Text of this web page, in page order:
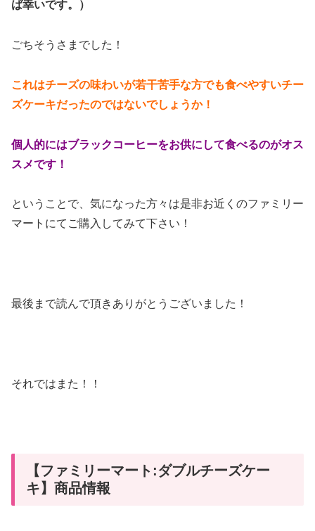
ば幸いです。）
ごちそうさまでした！
これはチーズの味わいが若干苦手な方でも食べやすいチー
ズケーキだったのではないでしょうか！
個人的にはブラックコーヒーをお供にして食べるのがオス
スメです！
ということで、気になった方々は是非お近くのファミリー
マートにてご購入してみて下さい！
最後まで読んで頂きありがとうございました！
それではまた！！
【ファミリーマート:ダブルチーズケー
キ】商品情報